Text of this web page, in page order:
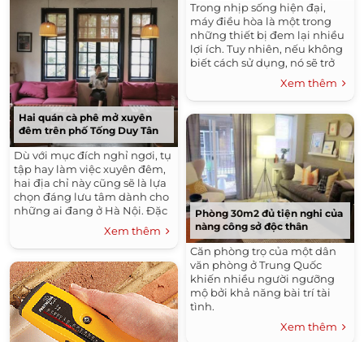
Hai quán cà phê mở xuyên
đêm trên phố Tống Duy Tân
Dù với mục đích nghỉ ngơi, tụ
tập hay làm việc xuyên đêm,
hai địa chỉ này cũng sẽ là lựa
chọn đáng lưu tâm dành cho
những ai đang ở Hà Nội. Đặc
biệt, bạn cũng có thể nếm
thử các món ngon nổi tiếng ở
khu ẩm thực Tống Duy Tân
như phở đường tàu, cơm đảo
gà rang…
Xem thêm
Trong nhịp sống hiện đại,
máy điều hòa là một trong
những thiết bị đem lại nhiều
lợi ích. Tuy nhiên, nếu không
biết cách sử dụng, nó sẽ trở
thành mối nguy hiểm đối với
sức khoẻ con người. Thế nên,
hãy trở thành người tiêu
dùng thông thái để bảo vệ
mình cũng như những người
thân xung quanh nhé!
Xem thêm
Phòng 30m2 đủ tiện nghi của
nàng công sở độc thân
Căn phòng trọ của một dân
văn phòng ở Trung Quốc
khiến nhiều người ngưỡng
mộ bởi khả năng bài trí tài
tình.
Xem thêm